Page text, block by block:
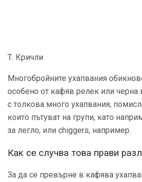
Т. Кричли
Многобройните ухапвания
особено от кафяв релек или черна
с толкова много ухапвания,
които пътуват на групи, като
за легло, или chiggers, например.
Как се случва това прави
За да се превърне в кафява